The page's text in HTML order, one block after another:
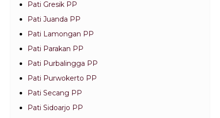
Pati Gresik PP
Pati Juanda PP
Pati Lamongan PP
Pati Parakan PP
Pati Purbalingga PP
Pati Purwokerto PP
Pati Secang PP
Pati Sidoarjo PP